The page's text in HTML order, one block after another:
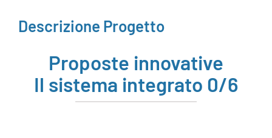
Descrizione Progetto
Proposte innovative
Il sistema integrato 0/6